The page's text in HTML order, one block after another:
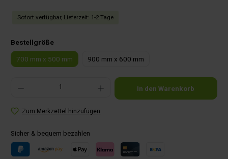
Sofort verfügbar, Lieferzeit: 1-2 Tage
Bestellgrößeauswählen
700 mm x 500 mm 900 mm x 600 mm
Produkt Anzahl: Gib den gewünschten Wert ein oder benutze die Schaltflächen um die
In den Warenkorb
Zum Merkzettel hinzufügen
Sicher & bequem bezahlen